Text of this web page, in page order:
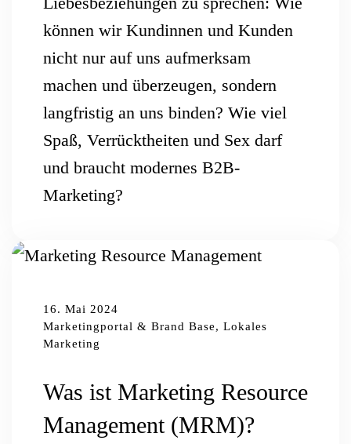
können wir Kundinnen und Kunden
nicht nur auf uns aufmerksam
machen und überzeugen, sondern
langfristig an uns binden? Wie viel
Spaß, Verrücktheiten und Sex darf
und braucht modernes B2B-
Marketing?
16. Mai 2024
Marketingportal & Brand Base, Lokales
Marketing
Was ist Marketing Resource
Management (MRM)?